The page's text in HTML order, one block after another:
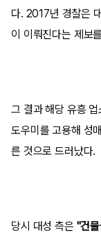
다. 2017년 경찰은
이 이뤄진다는 제보
그 결과 해당 유흥
도우미를 고용해 성
른 것으로 드러났다.
당시 대성 측은 "건